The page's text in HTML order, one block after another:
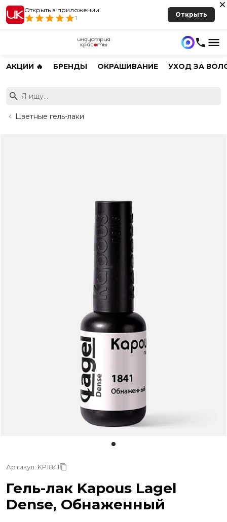
Открыть в приложении
1
Открыть
АКЦИИ 🔥 БРЕНДЫ ОКРАШИВАНИЕ УХОД ЗА
Цветные гель-лаки
Артикул: KP1841
Гель-лак Kapous Lagel
Dense, Обнаженный